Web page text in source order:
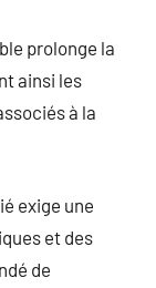
prolonge la
ainsi les
à la
exige une
et des
de